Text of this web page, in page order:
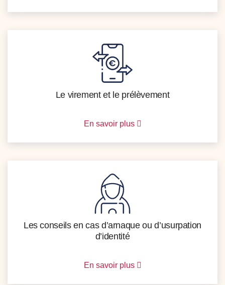
Le virement et le prélèvement
En savoir plus
Les conseils en cas d’arnaque ou d’usurpation
d’identité
En savoir plus